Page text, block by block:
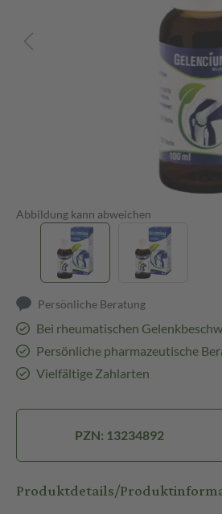
Abbildung kann abweichen
Persönliche Beratung
Bei rheumatischen
Persönliche pharmazeutische
Vielfältige Zahlarten
PZN: 13234892
Produktdetails/